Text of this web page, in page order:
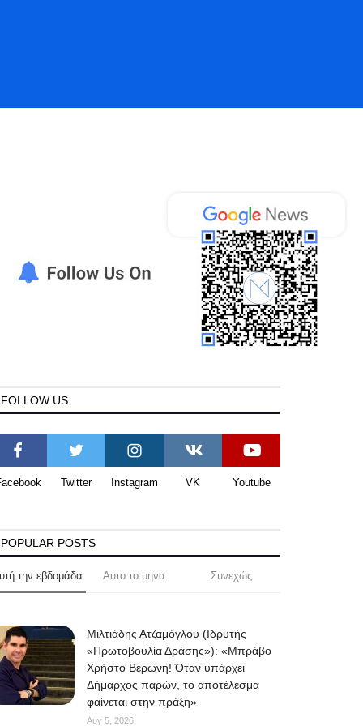
FOLLOW US
Twitter Instagram VK Youtube
POPULAR POSTS
την εβδομάδα Αυτο το μηνα Συνεχώς
Μιλτιάδης Ατζαμόγλου (Ιδρυτής
«Πρωτοβουλία Δράσης»): «Μπράβο
Χρήστο Βερώνη! Όταν υπάρχει
Δήμαρχος παρών, το αποτέλεσμα
φαίνεται στην πράξη»
Αυγ 5, 2026